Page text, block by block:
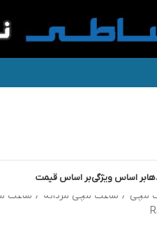
بر اساس ویژگیبر اساس قیمت
مچی / ساعت مچی مردانه / ساعت